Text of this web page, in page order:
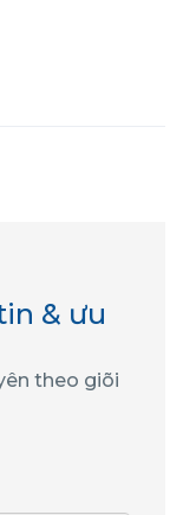
& ưu
theo giõi